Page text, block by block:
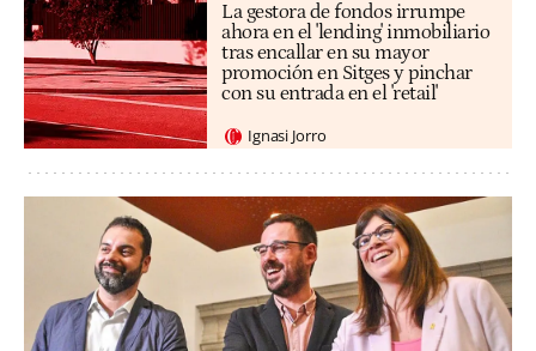
La gestora de fondos irrumpe
ahora en el 'lending' inmobiliario
tras encallar en su mayor
promoción en Sitges y pinchar
con su entrada en el 'retail'
Ignasi Jorro